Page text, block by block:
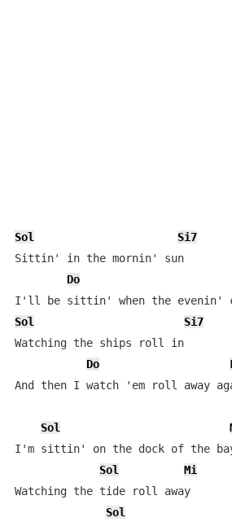
Sol
Si7
Sittin' in the mornin' sun
Do
Sol
Si7
Watching the ships roll in
Do
And then I watch 'em roll away
Sol
I'm sittin' on the dock of the
Sol
Mi
Watching the tide roll away
Sol